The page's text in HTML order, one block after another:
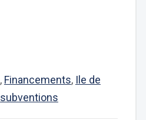
, Financements, Ile de
subventions